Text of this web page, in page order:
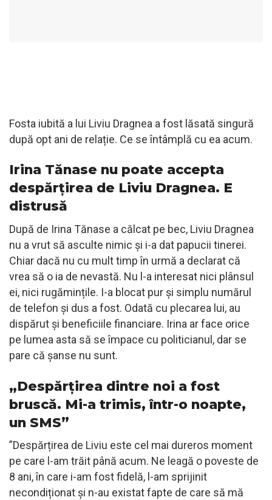
Fosta iubită a lui Liviu Dragnea a fost lăsată singură
după opt ani de relație. Ce se întâmplă cu ea acum.
Irina Tănase nu poate accepta
despărțirea de Liviu Dragnea. E
distrusă
După de Irina Tănase a călcat pe bec, Liviu Dragnea
nu a vrut să asculte nimic și i-a dat papucii tinerei.
Chiar dacă nu cu mult timp în urmă a declarat că
vrea să o ia de nevastă. Nu l-a interesat nici plânsul
ei, nici rugămințile. I-a blocat pur și simplu numărul
de telefon și dus a fost. Odată cu plecarea lui, au
dispărut și beneficiile financiare. Irina ar face orice
pe lumea asta să se împace cu politicianul, dar se
pare că șanse nu sunt.
„Despărțirea dintre noi a fost
bruscă. Mi-a trimis, într-o noapte,
un SMS”
”Despărțirea de Liviu este cel mai dureros moment
pe care l-am trăit până acum. Ne leagă o poveste de
8 ani, în care i-am fost fidelă, l-am sprijinit
necondiționat și n-au existat fapte de care să mă